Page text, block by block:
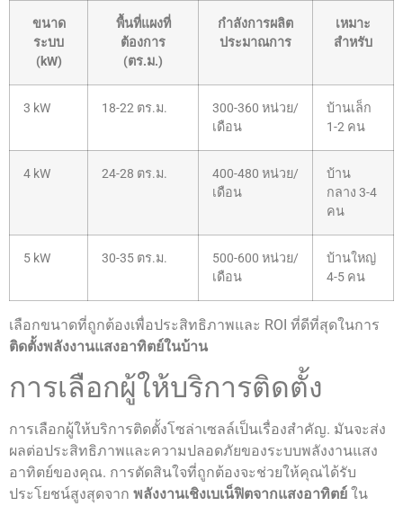
ขนาด
ระบบ
(kW)
พื้นที่แผงที่
ต้องการ
(ตร.ม.)
กำลังการผลิต
ประมาณการ
เหมาะ
สำหรับ
3 kW 18-22 ตร.ม.
300-360 หน่วย/
เดือน
บ้านเล็ก
1-2 คน
4 kW 24-28 ตร.ม.
400-480 หน่วย/
เดือน
บ้าน
กลาง 3-4
คน
5 kW 30-35 ตร.ม.
500-600 หน่วย/
เดือน
บ้านใหญ่
4-5 คน
เลือกขนาดที่ถูกต้องเพื่อประสิทธิภาพและ ROI ที่ดีที่สุดในการ
ติดตั้งพลังงานแสงอาทิตย์ในบ้าน
การเลือกผู้ให้บริการติดตั้ง
การเลือกผู้ให้บริการติดตั้งโซล่าเซลล์เป็นเรื่องสำคัญ. มันจะส่ง
ผลต่อประสิทธิภาพและความปลอดภัยของระบบพลังงานแสง
อาทิตย์ของคุณ. การตัดสินใจที่ถูกต้องจะช่วยให้คุณได้รับ
ประโยชน์สูงสุดจาก พลังงานเชิงเบเน็ฟิตจากแสงอาทิตย์ ใน